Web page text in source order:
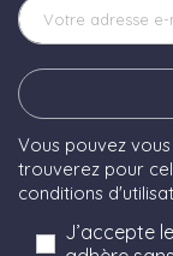
Vous pouvez
trouverez pour
conditions
J’accepte